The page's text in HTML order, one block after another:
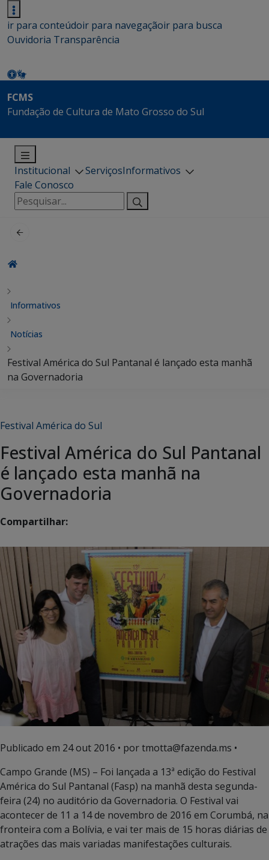
ir para conteúdoir para navegaçãoir para busca
Ouvidoria Transparência
FCMS
Fundação de Cultura de Mato Grosso do Sul
Institucional ServiçosInformativos
Fale Conosco
Pesquisar
por:
Informativos
Notícias
Festival América do Sul Pantanal é lançado esta manhã
na Governadoria
Festival América do Sul
Festival América do Sul Pantanal
é lançado esta manhã na
Governadoria
Compartilhar:
Publicado em 24 out 2016 • por tmotta@fazenda.ms •
Campo Grande (MS) – Foi lançada a 13ª edição do Festival
América do Sul Pantanal (Fasp) na manhã desta segunda-
feira (24) no auditório da Governadoria. O Festival vai
acontecer de 11 a 14 de novembro de 2016 em Corumbá, na
fronteira com a Bolívia, e vai ter mais de 15 horas diárias de
atrações das mais variadas manifestações culturais.